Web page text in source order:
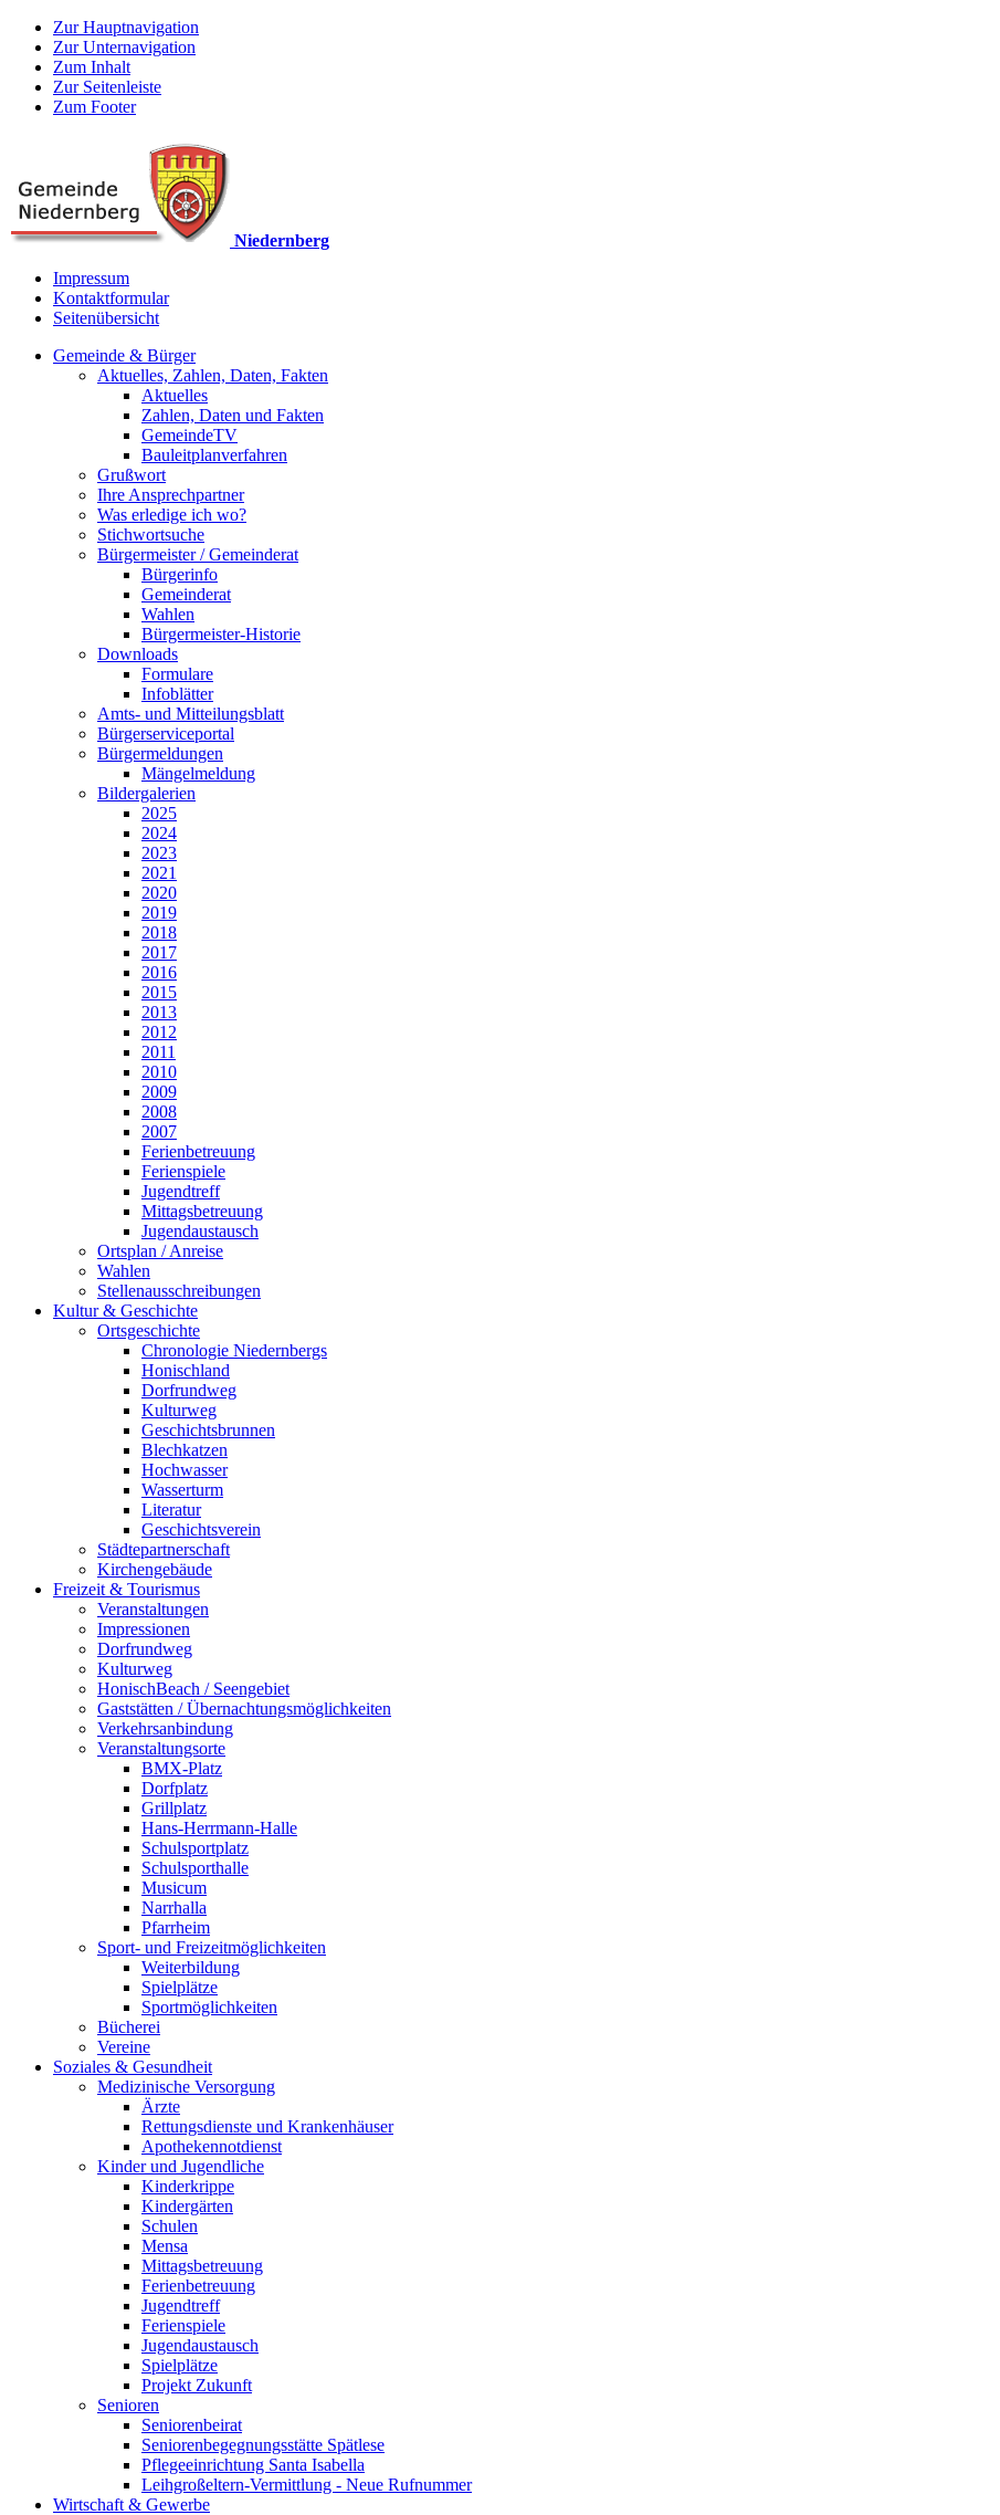
Zur Hauptnavigation
Zur Unternavigation
Zum Inhalt
Zur Seitenleiste
Zum Footer
Niedernberg
Impressum
Kontaktformular
Seitenübersicht
Gemeinde & Bürger
Aktuelles, Zahlen, Daten, Fakten
Aktuelles
Zahlen, Daten und Fakten
GemeindeTV
Bauleitplanverfahren
Grußwort
Ihre Ansprechpartner
Was erledige ich wo?
Stichwortsuche
Bürgermeister / Gemeinderat
Bürgerinfo
Gemeinderat
Wahlen
Bürgermeister-Historie
Downloads
Formulare
Infoblätter
Amts- und Mitteilungsblatt
Bürgerserviceportal
Bürgermeldungen
Mängelmeldung
Bildergalerien
2025
2024
2023
2021
2020
2019
2018
2017
2016
2015
2013
2012
2011
2010
2009
2008
2007
Ferienbetreuung
Ferienspiele
Jugendtreff
Mittagsbetreuung
Jugendaustausch
Ortsplan / Anreise
Wahlen
Stellenausschreibungen
Kultur & Geschichte
Ortsgeschichte
Chronologie Niedernbergs
Honischland
Dorfrundweg
Kulturweg
Geschichtsbrunnen
Blechkatzen
Hochwasser
Wasserturm
Literatur
Geschichtsverein
Städtepartnerschaft
Kirchengebäude
Freizeit & Tourismus
Veranstaltungen
Impressionen
Dorfrundweg
Kulturweg
HonischBeach / Seengebiet
Gaststätten / Übernachtungsmöglichkeiten
Verkehrsanbindung
Veranstaltungsorte
BMX-Platz
Dorfplatz
Grillplatz
Hans-Herrmann-Halle
Schulsportplatz
Schulsporthalle
Musicum
Narrhalla
Pfarrheim
Sport- und Freizeitmöglichkeiten
Weiterbildung
Spielplätze
Sportmöglichkeiten
Bücherei
Vereine
Soziales & Gesundheit
Medizinische Versorgung
Ärzte
Rettungsdienste und Krankenhäuser
Apothekennotdienst
Kinder und Jugendliche
Kinderkrippe
Kindergärten
Schulen
Mensa
Mittagsbetreuung
Ferienbetreuung
Jugendtreff
Ferienspiele
Jugendaustausch
Spielplätze
Projekt Zukunft
Senioren
Seniorenbeirat
Seniorenbegegnungsstätte Spätlese
Pflegeeinrichtung Santa Isabella
Leihgroßeltern-Vermittlung - Neue Rufnummer
Wirtschaft & Gewerbe